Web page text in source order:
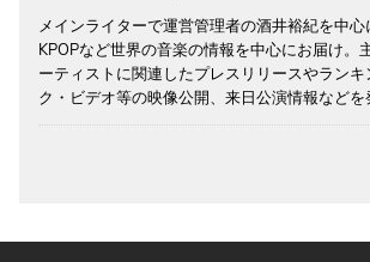
メインライターで運営管理者の酒井裕紀を中心
KPOPなど世界の音楽の情報を中心にお届け。
ーティストに関連したプレスリリースやランキ
ク・ビデオ等の映像公開、来日公演情報などを